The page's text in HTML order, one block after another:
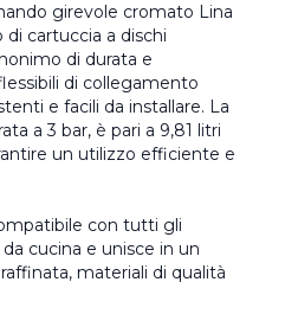
girevole cromato Lina
di cartuccia a dischi
di durata e
di collegamento
e facili da installare. La
a 3 bar, è pari a 9,81 litri
un utilizzo efficiente e
con tutti gli
cucina e unisce in un
materiali di qualità